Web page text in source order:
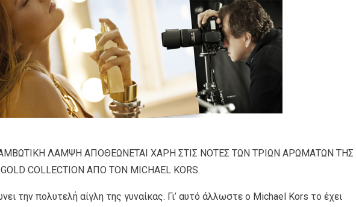
ΛΑΜΨΗ ΑΠΟΘΕΩΝΕΤΑΙ ΧΑΡΗ ΣΤΙΣ ΝΟΤΕΣ ΤΩΝ ΤΡΙΩΝ ΑΡΩΜΑΤΩΝ ΤΗΣ
COLLECTION ΑΠΟ ΤΟΝ MICHAEL KORS.
την πολυτελή αίγλη της γυναίκας. Γι’ αυτό άλλωστε ο Michael Kors το έχει